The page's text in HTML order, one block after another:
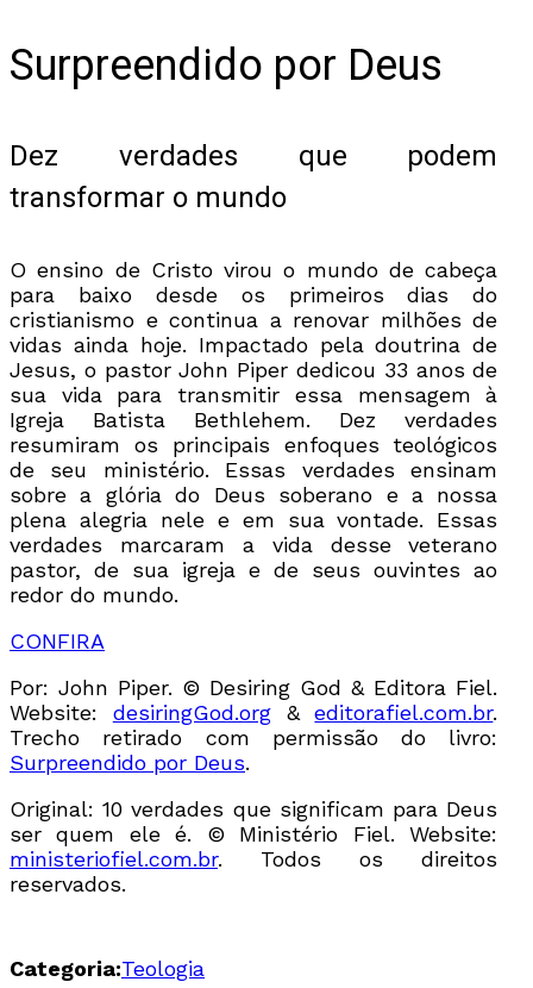
Surpreendido por Deus
Dez verdades que podem
transformar o mundo
O ensino de Cristo virou o mundo de cabeça
para baixo desde os primeiros dias do
cristianismo e continua a renovar milhões de
vidas ainda hoje. Impactado pela doutrina de
Jesus, o pastor John Piper dedicou 33 anos de
sua vida para transmitir essa mensagem à
Igreja Batista Bethlehem. Dez verdades
resumiram os principais enfoques teológicos
de seu ministério. Essas verdades ensinam
sobre a glória do Deus soberano e a nossa
plena alegria nele e em sua vontade. Essas
verdades marcaram a vida desse veterano
pastor, de sua igreja e de seus ouvintes ao
redor do mundo.
CONFIRA
Por: John Piper. © Desiring God & Editora Fiel.
Website: desiringGod.org&editorafiel.com.br.
Trecho retirado com permissão do livro:
Surpreendido por Deus.
Original: 10 verdades que significam para Deus
ser quem ele é. © Ministério Fiel. Website:
ministeriofiel.com.br. Todos os direitos
reservados.
Categoria:Teologia